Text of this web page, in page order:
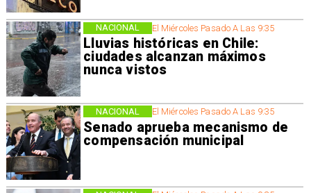
El Miércoles Pasado A Las 9:35
Lluvias históricas en Chile:
ciudades alcanzan máximos
nunca vistos
NACIONAL
El Miércoles Pasado A Las 9:35
Senado aprueba mecanismo de
compensación municipal
NACIONAL